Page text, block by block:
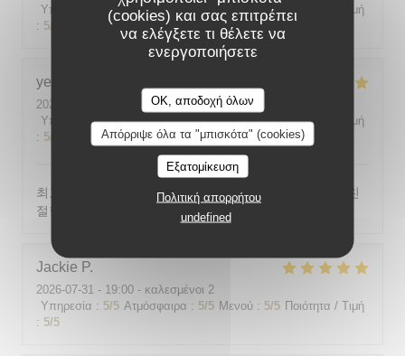
(cookies) και σας επιτρέπει
να ελέγξετε τι θέλετε να
ενεργοποιήσετε
OK, αποδοχή όλων
Απόρριψε όλα τα "μπισκότα" (cookies)
Εξατομίκευση
Πολιτική απορρήτου
undefined
Υπηρεσία
5/5 Ατμόσφαιρα: 5/5 Μενού: 5/5 Ποιότητα / Τιμή
: 5/5
yeonghun
2026-08-03
- 19:00 - καλεσμένοι 4
Υπηρεσία: 5/5 Ατμόσφαιρα: 5/5 Μενού: 5/5 Ποιότητα / Τιμή
: 5/5
최고의 분위기, 최고의 맛, 프랑스어가 서툴지만 서버가 친
절함
Jackie P
2026-07-31 - 19:00 - καλεσμένοι 2
Υπηρεσία : 5/5 Ατμόσφαιρα : 5/5 Μενού : 5/5 Ποιότητα / Τιμή
: 5/5